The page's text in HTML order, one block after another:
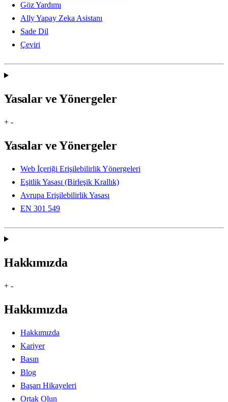
Göz Yardımı
Ally Yapay Zeka Asistanı
Sade Dil
Çeviri
Yasalar ve Yönergeler
+ -
Yasalar ve Yönergeler
Web İçeriği Erişilebilirlik Yönergeleri
Eşitlik Yasası (Birleşik Krallık)
Avrupa Erişilebilirlik Yasası
EN 301 549
Hakkımızda
+ -
Hakkımızda
Hakkımızda
Kariyer
Basın
Blog
Başarı Hikayeleri
Ortak Olun